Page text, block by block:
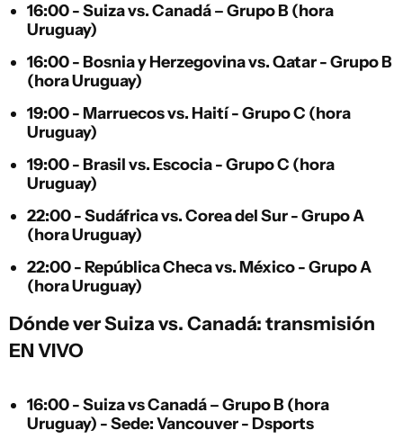
16:00 - Suiza vs. Canadá – Grupo B (hora
Uruguay)
16:00 - Bosnia y Herzegovina vs. Qatar - Grupo B
(hora Uruguay)
19:00 - Marruecos vs. Haití - Grupo C (hora
Uruguay)
19:00 - Brasil vs. Escocia - Grupo C (hora
Uruguay)
22:00 - Sudáfrica vs. Corea del Sur - Grupo A
(hora Uruguay)
22:00 - República Checa vs. México - Grupo A
(hora Uruguay)
Dónde ver Suiza vs. Canadá: transmisión
EN VIVO
16:00 - Suiza vs Canadá – Grupo B (hora
Uruguay) - Sede: Vancouver - Dsports